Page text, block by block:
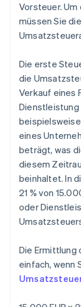
Vorsteuer.
müssen Sie
Die erste
die
Verkauf eines
Dienstleistung
eines
beträgt, was
diesem
beinhaltet. In
21 % von
oder
Die
einfach, wenn